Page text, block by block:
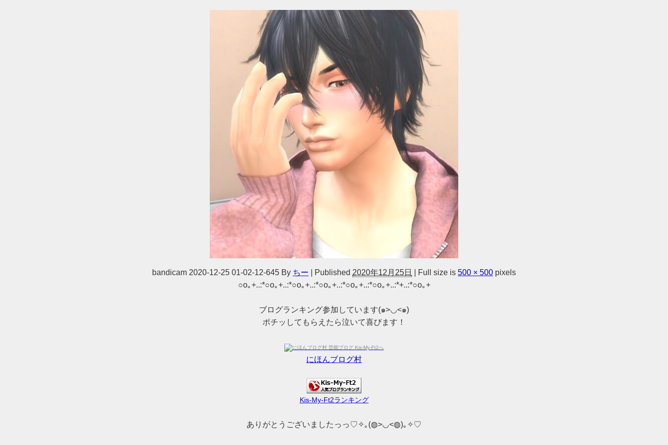
bandicam 2020-12-25 01-02-12-645 By ちー Published 2020年12月25日 Full size is 500 × 500 pixels
○o｡+..:*○o｡+..:*○o｡+..:*○o｡+..:*○o｡+..:*○o｡+..:*+..:*○o｡+
ブログランキング参加しています(๑>◡<๑)
ポチッしてもらえたら泣いて喜びます！
にほんブログ村
Kis-My-Ft2ランキング
ありがとうございましたっっ♡✧｡(◍>◡<◍)｡✧♡